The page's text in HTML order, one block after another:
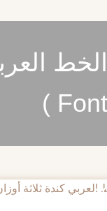
Font )